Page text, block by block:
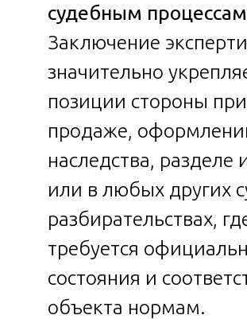
судебным
Заключение
значительно
позиции стороны
продаже,
наследства, разделе
или в любых других
разбирательствах,
требуется
состояния и
объекта нормам.